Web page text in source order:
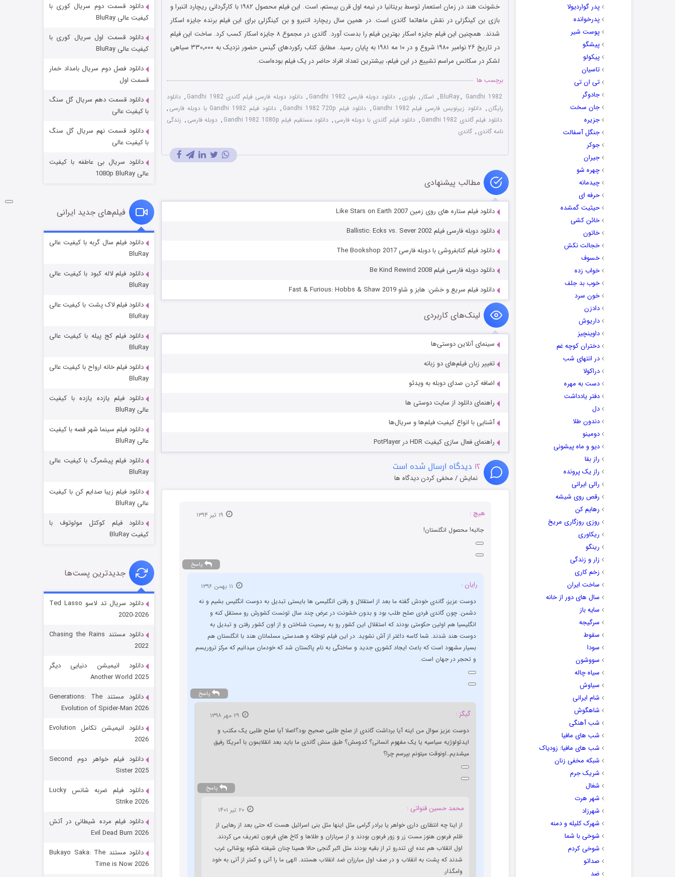
پدر گواردیولا
پدرخوانده
پوست شیر
پیشگو
پیکولو
تاسیان
تی ان تی
جادوگر
جان سخت
جزیره
جنگل آسفالت
جوکر
جیران
چهره شو
چیدمانه
حرفه ای
حیثیت گمشده
خائن کشی
خاتون
خجالت نکش
خسوف
خواب زده
خوب بد جلف
خون سرد
دادزن
داریوش
داوینچیز
دختران کوچه غم
در انتهای شب
دراکولا
دست به مهره
دفتر یادداشت
دل
دندون طلا
دومینو
دیو و ماه پیشونی
راز بقا
راز یک پرونده
رالی ایرانی
رقص روی شیشه
رهایم کن
روزی روزگاری مریخ
ریکاوری
رینگو
زار و زندگی
زخم کاری
ساخت ایران
سال های دور از خانه
سایه باز
سرگیجه
سقوط
سودا
سووشون
سیاه چاله
سیاوش
شام ایرانی
شاهگوش
شب آهنگی
شب های مافیا
شب های مافیا: زودیاک
شبکه مخفی زنان
شریک جرم
شغال
شهر هرت
شهرزاد
شهرک کلیله و دمنه
شوخی با شما
شوخی کردم
صداتو
ضد
خشونت هند در زمان استعمار توسط بریتانیا در نیمه اول قرن بیستم، است. این فیلم محصول ۱۹۸۲ با کارگردانی ریچارد اتنبرا و
بازی بن کینگزلی در نقش ماهاتما گاندی است. در همین سال ریچارد اتنبرو و بن کینگزلی برای این فیلم برنده جایزه اسکار
شدند. همچنین این فیلم جایزه اسکار بهترین فیلم را بدست آورد. گاندی در مجموع ۸ جایزه اسکار کسب کرد. ساخت این فیلم
در تاریخ ۲۶ نوامبر ۱۹۸۰ شروع و در ۱۰ مه ۱۹۸۱ به پایان رسید. مطابق کتاب رکوردهای گینس حضور نزدیک به ۳۳۰٬۰۰۰ سیاهی
لشکر در سکانس مراسم تشییع در این فیلم، بیشترین تعداد افراد حاضر در یک فیلم بوده‌است.
برچسب ها
BluRay, Gandhi 1982
, اسکار , بلوری , دانلود دوبله فارسی Gandhi 1982 , دانلود دوبله فارسی فیلم گاندی Gandhi 1982 , دانلود
رایگان , دانلود زیرنویس فارسی فیلم Gandhi 1982 , دانلود فیلم Gandhi 1982 720p , دانلود فیلم Gandhi 1982 با دوبله فارسی
,
دانلود فیلم گاندی Gandhi 1982
, دانلود فیلم گاندی با دوبله فارسی , دانلود مستقیم فیلم Gandhi 1982 1080p , دوبله فارسی , زندگی
نامه گاندی , گاندی
مطالب پیشنهادی
دانلود فیلم ستاره های روی زمین Like Stars on Earth 2007
دانلود دوبله فارسی فیلم Ballistic: Ecks vs. Sever 2002
دانلود فیلم کتابفروشی با دوبله فارسی The Bookshop 2017
دانلود دوبله فارسی فیلم Be Kind Rewind 2008
دانلود فیلم سریع و خشن: هابز و شاو Fast & Furious: Hobbs & Shaw 2019
لینک‌های کاربردی
سینمای آنلاین دوستی‌ها
تغییر زبان فیلم‌های دو زبانه
اضافه کردن صدای دوبله به ویدئو
راهنمای دانلود از سایت دوستی ها
آشنایی با انواع کیفیت فیلم‌ها و سریال‌ها
راهنمای فعال سازی کیفیت HDR در PotPlayer
۱۲ دیدگاه ارسال شده است
نمایش / مخفی کردن دیدگاه ها
هيچ :
جالبه! محصول انگلستان!
پاسخ
رایان :
دوست عزیز، گاندی خودش گفته ما بعد از استقلال و رفتن انگلیسی ها بایستی تبدیل به دوست انگلیس بشیم و نه
دشمن. چون گاندی فردی صلح طلب بود و بدون خشونت در عرض چند سال تونست کشورش رو مستقل کنه و
انگلیسیا هم اولین حکومتی بودند که استقلال این کشور رو به رسمیت شناختن و از اون کشور رفتن و تبدیل به
دوست هند شدند. شما کاسه داغتر از آش نشوید. در این فیلم توطئه و همدستی مسلمانان هند با انگلستان هم
بسیار مشهود است که باعث ایجاد کشوری جدید و ساختگی به نام پاکستان شد که خودمان میدانیم که مرکز تروریسم
و تحجر در جهان است.
پاسخ
گیگز :
۲۹ مهر ۱۳۹۸
دوست عزیز سوال من اینه آیا برداشت گاندی از صلح طلبی صحیح بود؟اصلا آیا صلح طلبی یک مکتب و
ایدئولوژیه سیاسیه یا یک مفهوم انسانی؟ کدومش؟ طبق منش گاندی ما باید بعد انقلابمون با آمریکا رفیق
میشدیم..اونوقت میتونم بپرسم چرا؟
پاسخ
محمد حسین قنواتی :
از اینا چه انتظاری داری خواهر یا برادر گرامی مثل اینها مثل بنی اسرائیل هست که حتی بعد از رهایی از
ظلم فرعون هنوز مست زر و زور فرعون بودند و از سربازان و طلاها و کاخ های فرعون تعریف می کردند.
اول انقلاب هم عده ای تندرو تر از بقیه بودند مثل اکبر گنجی حالا همینا چنان شیفته شکوه پوشالی غرب
شدند که پشت به انقلاب و در صف اول مبارزان ضد انقلاب هستند. الهی ما را آنی و کمتر از آنی به خود
وامگذار.
شکست استوارت در نجات جهان
قسمت 7 (زیرنویس) منتشر شد
شوگر فصل ۲
قسمت
خاندان اژدها فصل ۳
جادوگری در مغولستان
قسمت
رویایی برای تو
قسمت15 (دوبله)
دانلود قسمت دوم سریال کوری با
کیفیت عالی BluRay
دانلود قسمت اول سریال کوری با
کیفیت عالی BluRay
دانلود فصل دوم سریال بامداد خمار
قسمت اول
دانلود قسمت دهم سریال گل سنگ
با کیفیت عالی
دانلود قسمت نهم سریال گل سنگ
با کیفیت عالی
دانلود سریال بی عاطفه با کیفیت
عالی 1080p BluRay
فیلم‌های جدید ایرانی
دانلود فیلم سال گربه با کیفیت عالی
BluRay
دانلود فیلم لاله کبود با کیفیت عالی
BluRay
دانلود فیلم لاک پشت با کیفیت عالی
BluRay
دانلود فیلم کج‌ پیله با کیفیت عالی
BluRay
دانلود فیلم خانه ارواح با کیفیت عالی
BluRay
دانلود فیلم یازده یازده با کیفیت
عالی BluRay
دانلود فیلم سینما شهر قصه با کیفیت
عالی BluRay
دانلود فیلم پیشمرگ با کیفیت عالی
BluRay
دانلود فیلم زیبا صدایم کن با کیفیت
عالی BluRay
دانلود فیلم کوکتل مولوتوف با
کیفیت BluRay
جدیدترین پست‌ها
دانلود سریال تد لاسو Ted Lasso
2020-2026
دانلود مستند Chasing the Rains
2022
دانلود انیمیشن دنیایی دیگر
Another World 2025
دانلود مستند Generations: The
Evolution of Spider-Man 2026
دانلود انیمیشن تکامل Evolution
2026
دانلود فیلم خواهر دوم Second
Sister 2025
دانلود فیلم ضربه شانس Lucky
Strike 2026
دانلود فیلم مرده شیطانی در آتش
Evil Dead Burn 2026
دانلود مستند Bukayo Saka: The
Time is Now 2026